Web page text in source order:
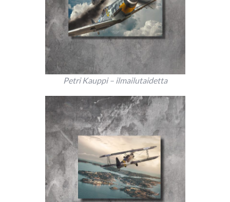
Petri Kauppi – ilmailutaidetta